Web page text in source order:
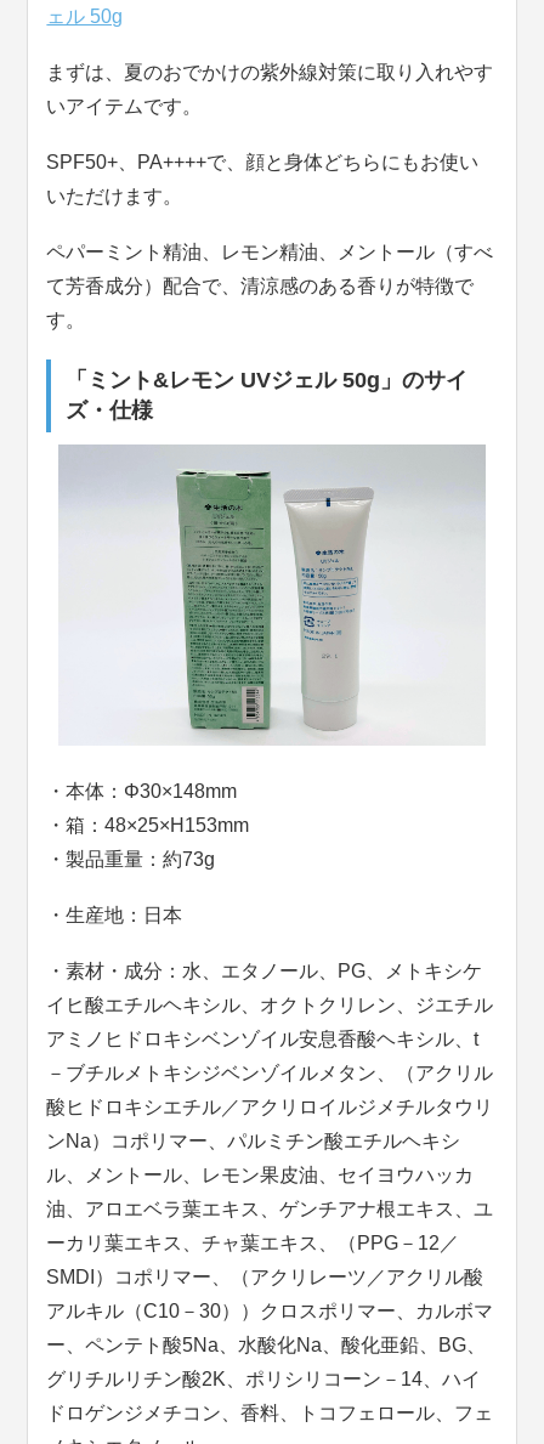
ェル 50g
まずは、夏のおでかけの紫外線対策に取り入れやす
いアイテムです。
SPF50+、PA++++で、顔と身体どちらにもお使い
いただけます。
ペパーミント精油、レモン精油、メントール（すべ
て芳香成分）配合で、清涼感のある香りが特徴で
す。
「ミント&レモン UVジェル 50g」のサイ
ズ・仕様
・本体：Φ30×148mm
・箱：48×25×H153mm
・製品重量：約73g
・生産地：日本
・素材・成分：水、エタノール、PG、メトキシケ
イヒ酸エチルヘキシル、オクトクリレン、ジエチル
アミノヒドロキシベンゾイル安息香酸ヘキシル、t
－ブチルメトキシジベンゾイルメタン、（アクリル
酸ヒドロキシエチル／アクリロイルジメチルタウリ
ンNa）コポリマー、パルミチン酸エチルヘキシ
ル、メントール、レモン果皮油、セイヨウハッカ
油、アロエベラ葉エキス、ゲンチアナ根エキス、ユ
ーカリ葉エキス、チャ葉エキス、（PPG－12／
SMDI）コポリマー、（アクリレーツ／アクリル酸
アルキル（C10－30））クロスポリマー、カルボマ
ー、ペンテト酸5Na、水酸化Na、酸化亜鉛、BG、
グリチルリチン酸2K、ポリシリコーン－14、ハイ
ドロゲンジメチコン、香料、トコフェロール、フェ